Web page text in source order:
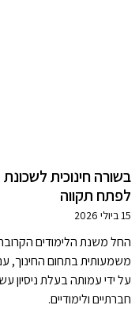
בשורה חינוכית
לפתח תקווה
15 ביולי 2026
החל משנת הלימודים
משמעותית בתחום החינוך,
על ידי עמותה בעלת ניסיון
חברתיים ולימודיים.